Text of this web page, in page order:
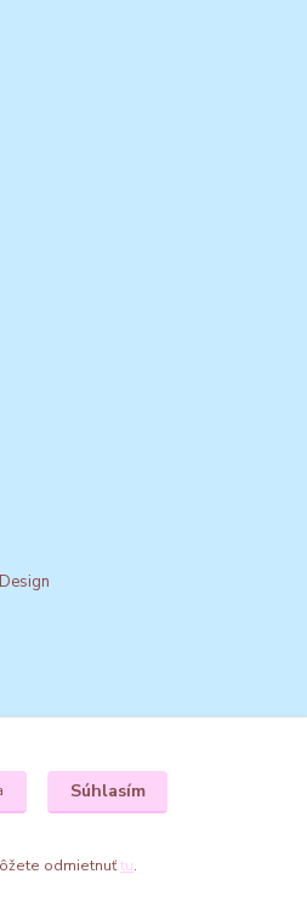
Súhlasím
odmietnuťtu.